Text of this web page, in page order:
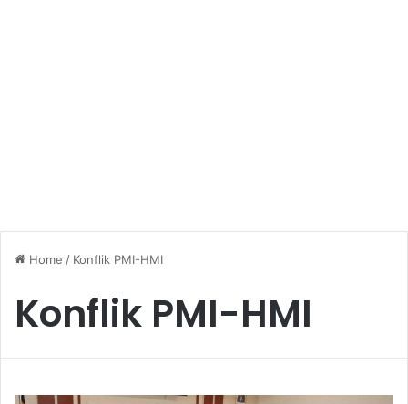
Home / Konflik PMI-HMI
Konflik PMI-HMI